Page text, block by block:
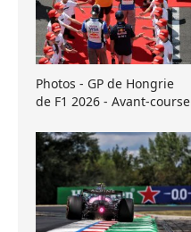
Photos - GP de Hongrie
de F1 2026 - Avant-course